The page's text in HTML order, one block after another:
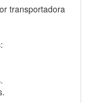
transportadora